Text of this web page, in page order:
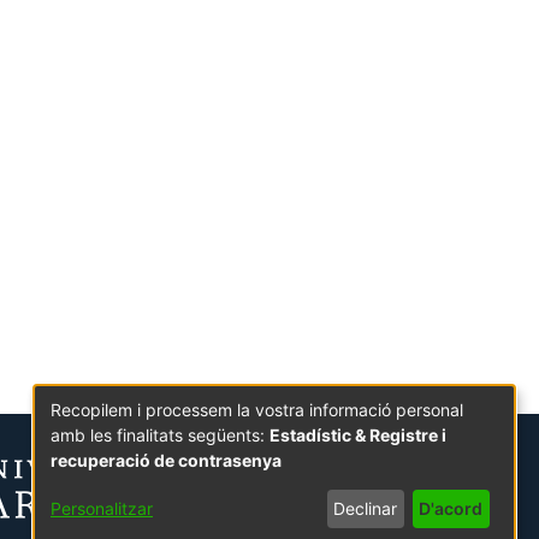
Recopilem i processem la vostra informació personal
amb les finalitats següents: Estadístic & Registre i
recuperació de contrasenya
Personalitzar Declinar D'acord